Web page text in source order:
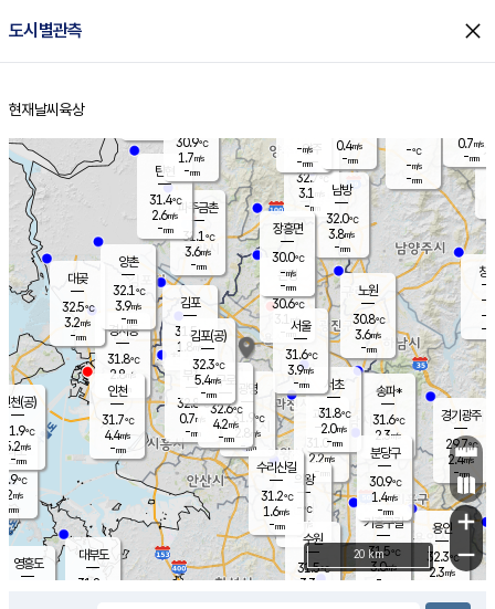
도시별관측 close
홈
현재날씨 육상
의도
℃
m/s
mm
영흥도
양주
32.7℃
3.1
-mm
과천
31.0℃
2.2m/s
- mm
용인
32.3℃
2.3m/s
경기광주
29.7℃
2.4m/s
-mm
대부도
31.8
경서동
31.8℃
2.8 m/s
-mm
파주금촌
31.1℃
3.6m/s
-mm
-℃
-m/s
-mm
대곶
32.5℃
3.2m/s
-mm
창
-
-m/
-
탄현
31.4℃
2.6m/s
-mm
0.7m/s
-mm
의왕
- ℃
m/s
mm
김포
31.5℃
1.8 m/s
mm
광명
31.9 ℃
2.8 m/s
-mm
부천
32.8℃
0.7m/s
-mm
양촌
32.1℃
3.9m/s
-mm
구로
32.6℃
4.2m/s
-mm
은평
30.6℃
3.1 m/s
- mm
노원
30.8℃
3.6m/s
-mm
송파*
31.6℃
2.3m/s
-mm
서초
31.8℃
2.0m/s
-mm
남방
32.0℃
3.8m/s
-mm
기흥구갈
31.5℃
3.0m/s
-
수리산길
31.2℃
1.6m/s
-mm
분당구
30.9℃
1.4m/s
-mm
장흥면
30.0℃
-m/s
-mm
-m/s
-mm
인천(공)
31.9℃
5.2m/s
-mm
김포(공)
32.3℃
5.4m/s
-mm
수원
31.5℃
3.3 m/s
인천
31.7℃
4.4m/s
-mm
서울
31.6℃
3.9m/s
-mm
30.9℃
1.7m/s
-mm
0.4m/s
-mm
+
−
20 km